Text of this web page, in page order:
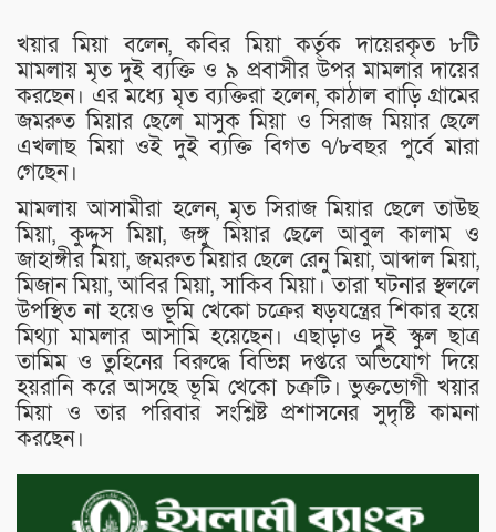
খয়ার মিয়া বলেন, কবির মিয়া কর্তৃক দায়েরকৃত ৮টি
মামলায় মৃত দুই ব্যক্তি ও ৯ প্রবাসীর উপর মামলার দায়ের
করছেন। এর মধ্যে মৃত ব্যক্তিরা হলেন, কাঠাল বাড়ি গ্রামের
জমরুত মিয়ার ছেলে মাসুক মিয়া ও সিরাজ মিয়ার ছেলে
এখলাছ মিয়া ওই দুই ব্যক্তি বিগত ৭/৮বছর পুর্বে মারা
গেছেন।
মামলায় আসামীরা হলেন, মৃত সিরাজ মিয়ার ছেলে তাউছ
মিয়া, কুদ্দুস মিয়া, জঙ্গু মিয়ার ছেলে আবুল কালাম ও
জাহাঙ্গীর মিয়া, জমরুত মিয়ার ছেলে রেনু মিয়া, আব্দাল মিয়া,
মিজান মিয়া, আবির মিয়া, সাকিব মিয়া। তারা ঘটনার স্থললে
উপস্থিত না হয়েও ভূমি খেকো চক্রের ষড়যন্ত্রের শিকার হয়ে
মিথ্যা মামলার আসামি হয়েছেন। এছাড়াও দুই স্কুল ছাত্র
তামিম ও তুহিনের বিরুদ্ধে বিভিন্ন দপ্তরে অভিযোগ দিয়ে
হয়রানি করে আসছে ভূমি খেকো চক্রটি। ভুক্তভোগী খয়ার
মিয়া ও তার পরিবার সংশ্লিষ্ট প্রশাসনের সুদৃষ্টি কামনা
করছেন।